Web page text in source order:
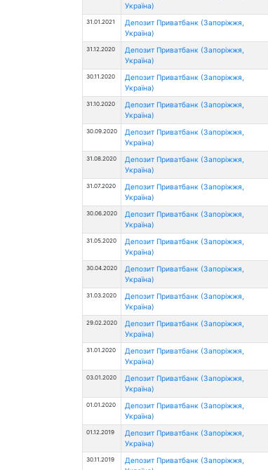
Україна)
31.01.2021
Депозит Приватбанк (Запоріжжя,
Україна)
31.12.2020
Депозит Приватбанк (Запоріжжя,
Україна)
30.11.2020
Депозит Приватбанк (Запоріжжя,
Україна)
31.10.2020
Депозит Приватбанк (Запоріжжя,
Україна)
30.09.2020
Депозит Приватбанк (Запоріжжя,
Україна)
31.08.2020
Депозит Приватбанк (Запоріжжя,
Україна)
31.07.2020
Депозит Приватбанк (Запоріжжя,
Україна)
30.06.2020
Депозит Приватбанк (Запоріжжя,
Україна)
31.05.2020
Депозит Приватбанк (Запоріжжя,
Україна)
30.04.2020
Депозит Приватбанк (Запоріжжя,
Україна)
31.03.2020
Депозит Приватбанк (Запоріжжя,
Україна)
29.02.2020
Депозит Приватбанк (Запоріжжя,
Україна)
31.01.2020
Депозит Приватбанк (Запоріжжя,
Україна)
03.01.2020
Депозит Приватбанк (Запоріжжя,
Україна)
01.01.2020
Депозит Приватбанк (Запоріжжя,
Україна)
01.12.2019
Депозит Приватбанк (Запоріжжя,
Україна)
30.11.2019
Депозит Приватбанк (Запоріжжя,